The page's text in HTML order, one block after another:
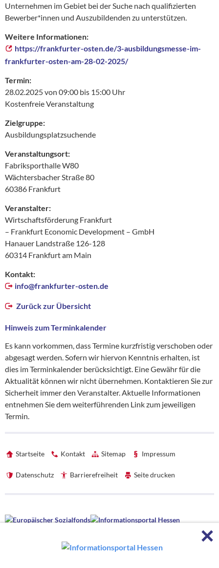
Unternehmen im Gebiet bei der Suche nach qualifizierten
Bewerber*innen und Auszubildenden zu unterstützen.
Weitere Informationen:
https://frankfurter-osten.de/3-ausbildungsmesse-im-
frankfurter-osten-am-28-02-2025/
Termin:
28.02.2025 von 09:00 bis 15:00 Uhr
Kostenfreie Veranstaltung
Zielgruppe:
Ausbildungsplatzsuchende
Veranstaltungsort:
Fabriksporthalle W80
Wächtersbacher Straße 80
60386 Frankfurt
Veranstalter:
Wirtschaftsförderung Frankfurt
– Frankfurt Economic Development – GmbH
Hanauer Landstraße 126-128
60314 Frankfurt am Main
Kontakt:
info@frankfurter-osten.de
Zurück zur Übersicht
Hinweis zum Terminkalender
Es kann vorkommen, dass Termine kurzfristig verschoben oder
abgesagt werden. Sofern wir hiervon Kenntnis erhalten, ist
dies im Terminkalender berücksichtigt. Eine Gewähr für die
Aktualität können wir nicht übernehmen. Kontaktieren Sie zur
Sicherheit immer den Veranstalter. Aktuelle Informationen
entnehmen Sie dem weiterführenden Link zum jeweiligen
Termin.
Startseite Kontakt Sitemap Impressum
Datenschutz Barrierefreiheit Seite drucken
Die hessenweite Strategie OloV wird gefördert von der Europäischen
Union sowie aus Mitteln des Hessischen Ministeriums für Wirtschaft,